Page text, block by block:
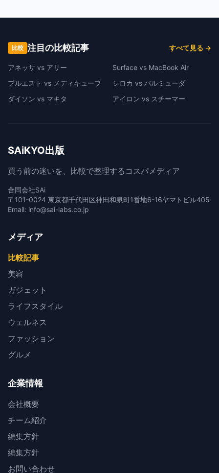
比較 注目の比較記事 すべて見る →
アネッサ vs アリー
Surface vs MacBook Air
プルエスト vs メディキューブ
シロカ vs バルミューダ
ダイソン vs マキタ
アイロン vs スチーマー
SAiKYO出版
買う前の迷いを、比較で整理するコスパメディア
合同会社SAi
〒101-0024 東京都千代田区神田和泉町1番地6-16ヤマトビル405
Email: info@sai-labs.co.jp
メディア
比較記事
美容
ガジェット
ライフスタイル
ウェルネス
ファッション
グルメ
企業情報
会社概要
チーム紹介
編集方針
編集方針
お問い合わせ